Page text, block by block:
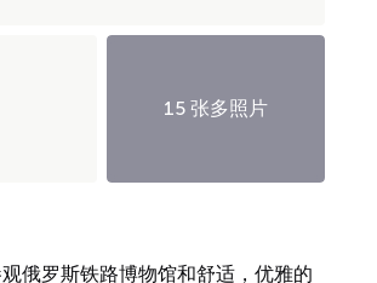
15 张多照片
俄罗斯铁路博物馆和舒适，优雅的